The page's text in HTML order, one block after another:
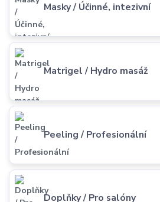
Masky / Účinné, intezivní
Matrigel / Hydro masáž
Peeling / Profesionální
Doplňky / Pro salóny